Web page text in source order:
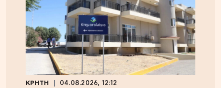
ΚΡΗΤΗ 04.08.2026, 12:12